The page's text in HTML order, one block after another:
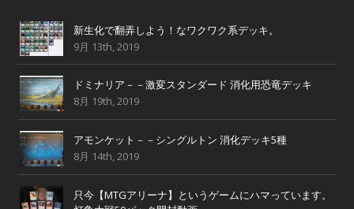
新生化で翻弄しよう！なワクワク系デッキ。
9月 13th, 2019
ドミナリア－－激変スタンダード 消化用恐竜デッキ
8月 19th, 2019
アモンケット－－シングルトン 消化デッキ5種
8月 14th, 2019
只今【MTGアリーナ】というゲームにハマっています。